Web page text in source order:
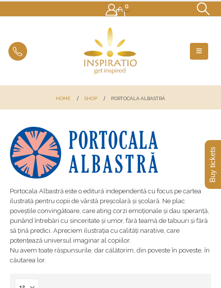
0
HOME SHOP PORTOCALA ALBASTRĂ
Portocala Albastră este o editură independentă cu focus pe cartea
ilustrată pentru copii de vârstă preșcolară și școlară. Ne plac
poveștile convingătoare, care ating corzi emoționale și dau speranță,
punând întrebări cu sinceritate și umor, fără teamă de tabuuri și fără
să țină predici. Apreciem ilustrația cu calități narative, care
potențează universul imaginar al copiilor.
Nu avem toate răspunsurile, dar călătorim, din poveste în poveste, în
căutarea lor.
Buy tickets